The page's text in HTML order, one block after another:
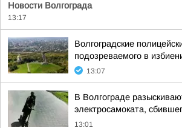
Новости Волгограда
13:17
Волгоградские
подозреваемого в
13:07
В Волгограде
электросамоката,
13:01